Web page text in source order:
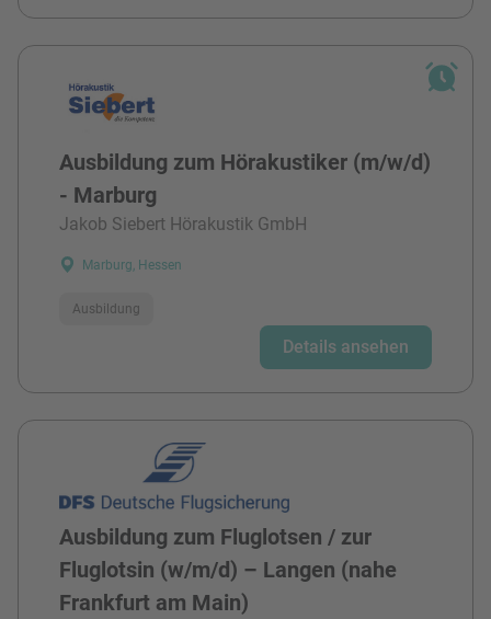
Ausbildung zum Hörakustiker (m/w/d)
- Marburg
Jakob Siebert Hörakustik GmbH
Marburg, Hessen
Ausbildung
Details ansehen
Ausbildung zum Fluglotsen / zur
Fluglotsin (w/m/d) – Langen (nahe
Frankfurt am Main)